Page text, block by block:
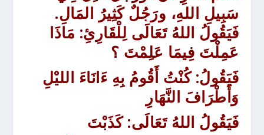
سَبِيلِ اللهِ، ورَجُلٌ كَثِيرُ المَالِ.
فَيَقُولُ اللهُ تَعَالَى لِلْقَارِئِ: مَاذَا
عَمِلْتَ فِيمَا عَلِمْتَ ؟
فَيَقُولُ: كُنْتُ أَقُومُ بِهِ ءَانَاءَ الليْلِ
وَأَطْرَافَ النَّهَارِ
فَيَقُولُ اللهُ تَعَالَى: كَذَبْتَ